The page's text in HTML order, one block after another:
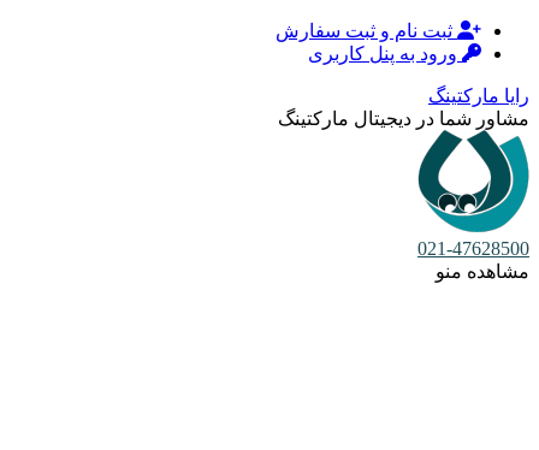
ثبت نام و ثبت سفارش
ورود به پنل کاربری
رایا مارکتینگ
مشاور شما در دیجیتال مارکتینگ
021-47628500
مشاهده منو